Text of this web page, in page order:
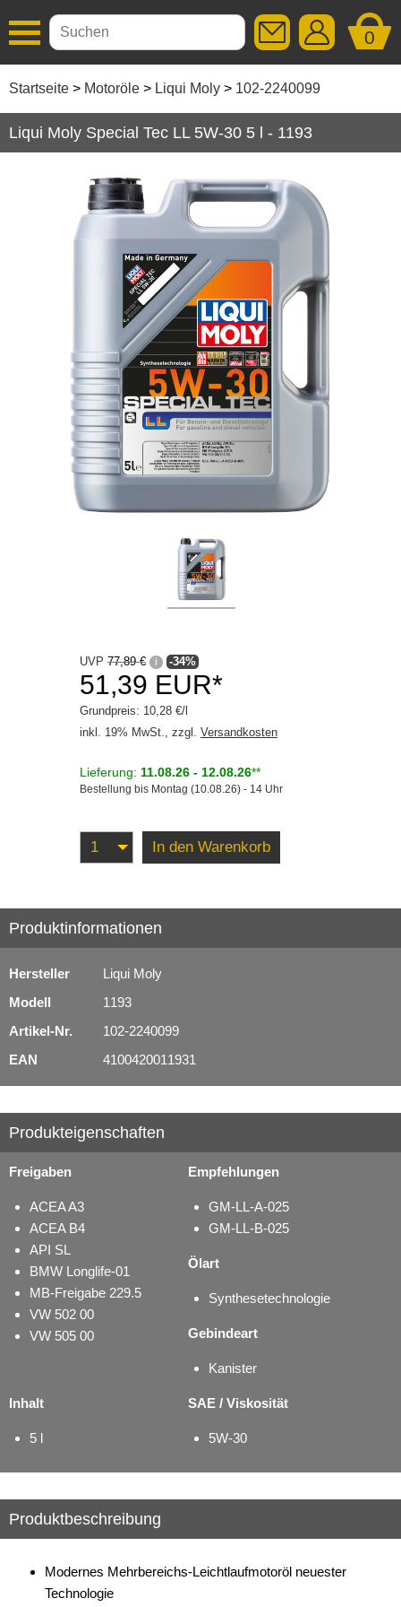
0
Startseite Motoröle Liqui Moly 102-2240099
Additive
Getriebeöle
Kleben / Dichten
Liqui Moly Special Tec LL 5W-30 5 l - 1193
UVP 77,89 € i -34%
51,39 EUR*
Grundpreis: 10,28 €/l
inkl. 19% MwSt., zzgl. Versandkosten
Lieferung: 11.08.26 - 12.08.26**
Bestellung bis Montag (10.08.26) - 14 Uhr
In den Warenkorb
Produktinformationen
Hersteller
Liqui Moly
Modell
1193
Artikel-Nr.
102-2240099
EAN
4100420011931
Produkteigenschaften
Freigaben
ACEA A3
ACEA B4
API SL
BMW Longlife-01
MB-Freigabe 229.5
VW 502 00
VW 505 00
Empfehlungen
GM-LL-A-025
GM-LL-B-025
Ölart
Synthesetechnologie
Gebindeart
Kanister
Inhalt
5 l
SAE / Viskosität
5W-30
Produktbeschreibung
Modernes Mehrbereichs-Leichtlaufmotoröl neuester
Technologie